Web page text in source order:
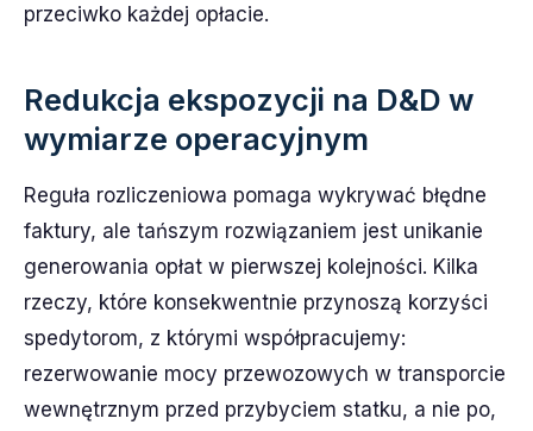
przeciwko każdej opłacie.
Redukcja ekspozycji na D&D w
wymiarze operacyjnym
Reguła rozliczeniowa pomaga wykrywać błędne
faktury, ale tańszym rozwiązaniem jest unikanie
generowania opłat w pierwszej kolejności. Kilka
rzeczy, które konsekwentnie przynoszą korzyści
spedytorom, z którymi współpracujemy:
rezerwowanie mocy przewozowych w transporcie
wewnętrznym przed przybyciem statku, a nie po,